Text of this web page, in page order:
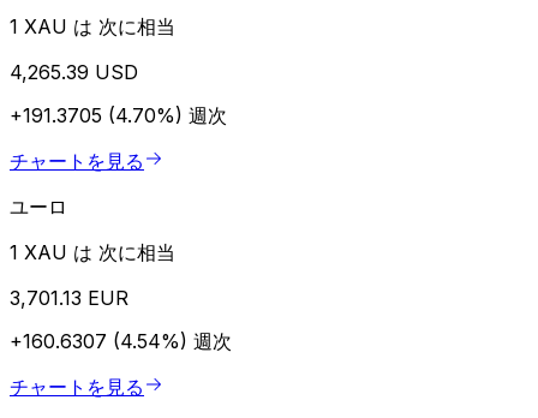
1 XAU は 次に相当
4,265.39 USD
+191.3705 (4.70%) 週次
チャートを見る
ユーロ
1 XAU は 次に相当
3,701.13 EUR
+160.6307 (4.54%) 週次
チャートを見る